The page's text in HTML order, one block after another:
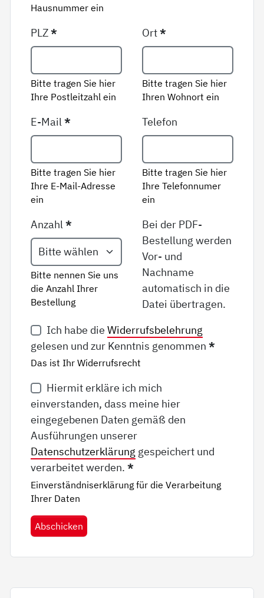
Hausnummer ein
PLZ*
Bitte tragen Sie hier
Ihre Postleitzahl ein
Ort*
Bitte tragen Sie hier
Ihren Wohnort ein
E-Mail*
Bitte tragen Sie hier
Ihre E-Mail-Adresse
ein
Telefon
Bitte tragen Sie hier
Ihre Telefonnumer
ein
Anzahl*
Bitte nennen Sie uns
die Anzahl Ihrer
Bestellung
Bei der PDF-
Bestellung werden
Vor- und
Nachname
automatisch in die
Datei übertragen.
Ich habe die Widerrufsbelehrung
gelesen und zur Kenntnis genommen*
Das ist Ihr Widerrufsrecht
Hiermit erkläre ich mich
einverstanden, dass meine hier
eingegebenen Daten gemäß den
Ausführungen unserer
Datenschutzerklärung gespeichert und
verarbeitet werden.*
Einverständniserklärung für die Verarbeitung
Ihrer Daten
Abschicken